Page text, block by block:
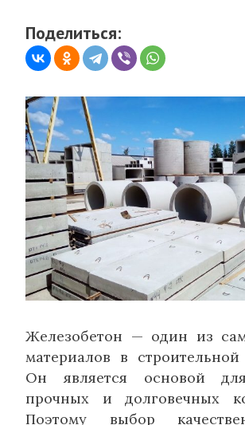
Поделиться:
Железобетон — один из
материалов в
Он является основой
прочных и долговечных
Поэтому выбор